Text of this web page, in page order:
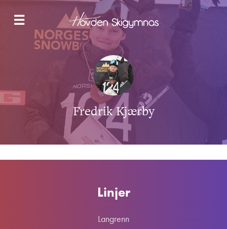
NYHETER
LANGRENN
SNOWBOARD & FREESKI
SKOLETILBUDET
HYBELBYGG
OM OSS
KONTAKT
SØK NÅ
☰
Fredrik Kjærby
Linjer
Langrenn